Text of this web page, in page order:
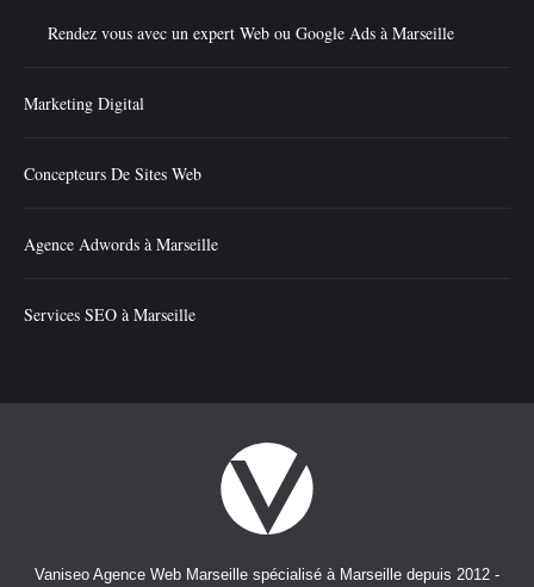
Rendez vous avec un expert Web ou Google Ads à Marseille
Marketing Digital
Concepteurs De Sites Web
Agence Adwords à Marseille
Services SEO à Marseille
Vaniseo Agence Web Marseille spécialisé à Marseille depuis 2012 -